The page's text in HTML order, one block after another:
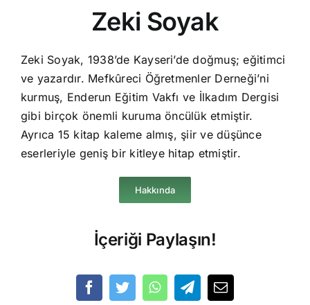
Zeki Soyak
Zeki Soyak, 1938’de Kayseri’de doğmuş; eğitimci
ve yazardır. Mefkûreci Öğretmenler Derneği’ni
kurmuş, Enderun Eğitim Vakfı ve İlkadım Dergisi
gibi birçok önemli kuruma öncülük etmiştir.
Ayrıca 15 kitap kaleme almış, şiir ve düşünce
eserleriyle geniş bir kitleye hitap etmiştir.
Hakkında
İçeriği Paylaşın!